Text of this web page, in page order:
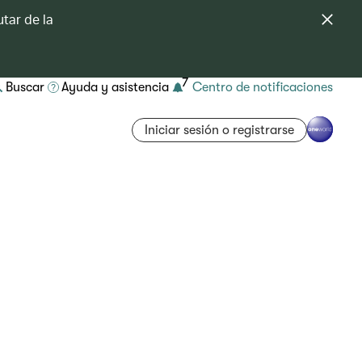
de la
Buscar Ayuda y asistencia 7 Centro de notificaciones
Iniciar sesión o registrarse